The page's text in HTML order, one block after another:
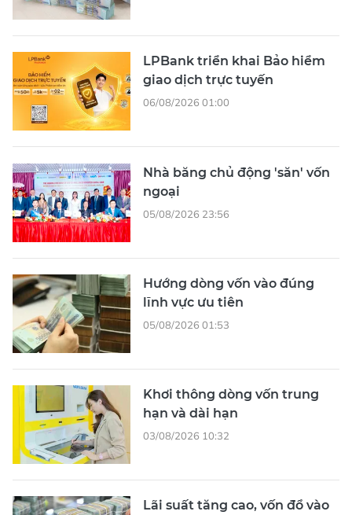
LPBank triển khai Bảo hiểm
giao dịch trực tuyến
06/08/2026 01:00
Nhà băng chủ động 'săn' vốn
ngoại
05/08/2026 23:56
Hướng dòng vốn vào đúng
lĩnh vực ưu tiên
05/08/2026 01:53
Khơi thông dòng vốn trung
hạn và dài hạn
03/08/2026 10:32
Lãi suất tăng cao, vốn đổ vào